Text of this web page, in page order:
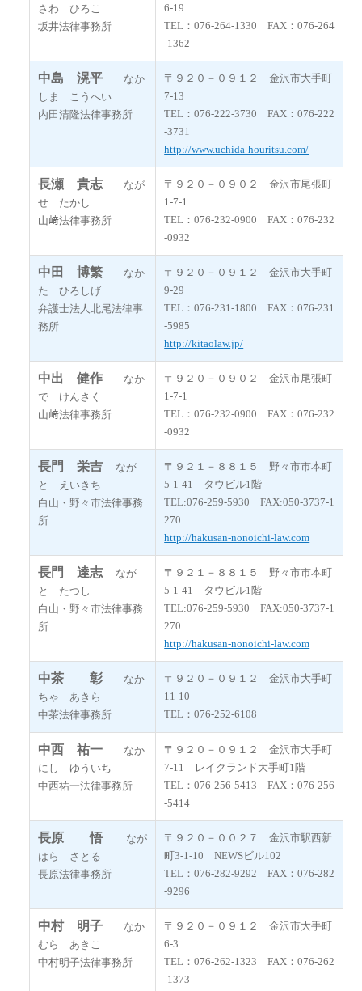
さわ ひろこ
坂井法律事務所
6-19
TEL：076-264-1330 FAX：076-264
-1362
中島 滉平 なか
しま こうへい
内田清隆法律事務所
〒９２０－０９１２ 金沢市大手町
7-13
TEL：076-222-3730 FAX：076-222
-3731
http://www.uchida-houritsu.com/
長瀬 貴志 なが
せ たかし
山﨑法律事務所
〒９２０－０９０２ 金沢市尾張町
1-7-1
TEL：076-232-0900 FAX：076-232
-0932
中田 博繁 なか
た ひろしげ
弁護士法人北尾法律事
務所
〒９２０－０９１２ 金沢市大手町
9-29
TEL：076-231-1800 FAX：076-231
-5985
http://kitaolaw.jp/
中出 健作 なか
で けんさく
山﨑法律事務所
〒９２０－０９０２ 金沢市尾張町
1-7-1
TEL：076-232-0900 FAX：076-232
-0932
長門 栄吉 なが
と えいきち
白山・野々市法律事務
所
〒９２１－８８１５ 野々市市本町
5-1-41 タウビル1階
TEL:076-259-5930 FAX:050-3737-1
270
http://hakusan-nonoichi-law.com
長門 達志 なが
と たつし
白山・野々市法律事務
所
〒９２１－８８１５ 野々市市本町
5-1-41 タウビル1階
TEL:076-259-5930 FAX:050-3737-1
270
http://hakusan-nonoichi-law.com
中茶 彰 なか
ちゃ あきら
中茶法律事務所
〒９２０－０９１２ 金沢市大手町
11-10
TEL：076-252-6108
中西 祐一 なか
にし ゆういち
中西祐一法律事務所
〒９２０－０９１２ 金沢市大手町
7-11 レイクランド大手町1階
TEL：076-256-5413 FAX：076-256
-5414
長原 悟 なが
はら さとる
長原法律事務所
〒９２０－００２７ 金沢市駅西新
町3-1-10 NEWSビル102
TEL：076-282-9292 FAX：076-282
-9296
中村 明子 なか
むら あきこ
中村明子法律事務所
〒９２０－０９１２ 金沢市大手町
6-3
TEL：076-262-1323 FAX：076-262
-1373